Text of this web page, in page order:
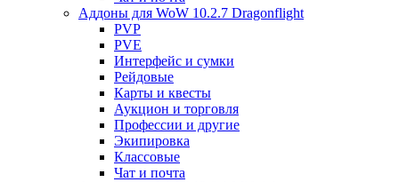
Аддоны для WoW 10.2.7 Dragonflight
PVP
PVE
Интерфейс и сумки
Рейдовые
Карты и квесты
Аукцион и торговля
Профессии и другие
Экипировка
Классовые
Чат и почта